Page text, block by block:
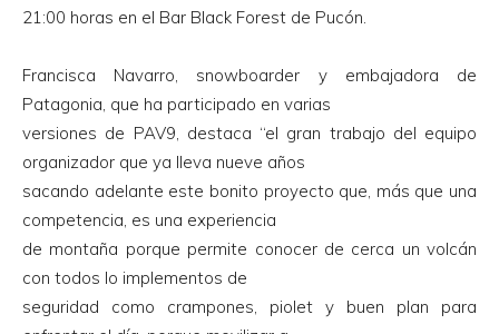
21:00 horas en el Bar Black Forest de Pucón.
Francisca Navarro, snowboarder y embajadora de
Patagonia, que ha participado en varias
versiones de PAV9, destaca “el gran trabajo del equipo
organizador que ya lleva nueve años
sacando adelante este bonito proyecto que, más que una
competencia, es una experiencia
de montaña porque permite conocer de cerca un volcán
con todos lo implementos de
seguridad como crampones, piolet y buen plan para